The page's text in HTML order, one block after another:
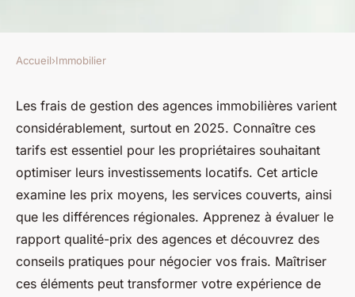
Frais de gestion en agence
immobilière : quels tarifs en
2025 ?
odette•9 février 2025•5 min de lecture
Accueil›Immobilier
Les frais de gestion des agences immobilières varient
considérablement, surtout en 2025. Connaître ces
tarifs est essentiel pour les propriétaires souhaitant
optimiser leurs investissements locatifs. Cet article
examine les prix moyens, les services couverts, ainsi
que les différences régionales. Apprenez à évaluer le
rapport qualité-prix des agences et découvrez des
conseils pratiques pour négocier vos frais. Maîtriser
ces éléments peut transformer votre expérience de